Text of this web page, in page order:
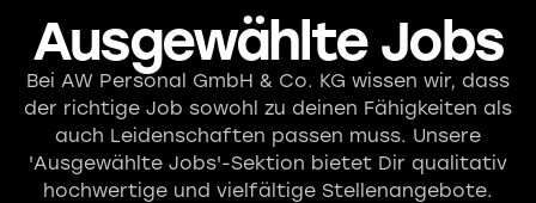
Ausgewählte Jobs
Bei AW Personal GmbH & Co. KG wissen wir, dass
der richtige Job sowohl zu deinen Fähigkeiten als
auch Leidenschaften passen muss. Unsere
'Ausgewählte Jobs'-Sektion bietet Dir qualitativ
hochwertige und vielfältige Stellenangebote.